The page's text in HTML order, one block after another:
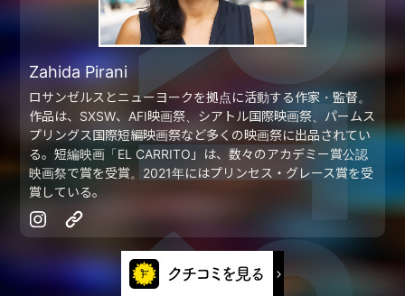
Zahida Pirani
ロサンゼルスとニューヨークを拠点に活動する作家・監督。
作品は、SXSW、AFI映画祭、シアトル国際映画祭、パームス
プリングス国際短編映画祭など多くの映画祭に出品されてい
る。短編映画「EL CARRITO」は、数々のアカデミー賞公認
映画祭で賞を受賞。2021年にはプリンセス・グレース賞を受
賞している。